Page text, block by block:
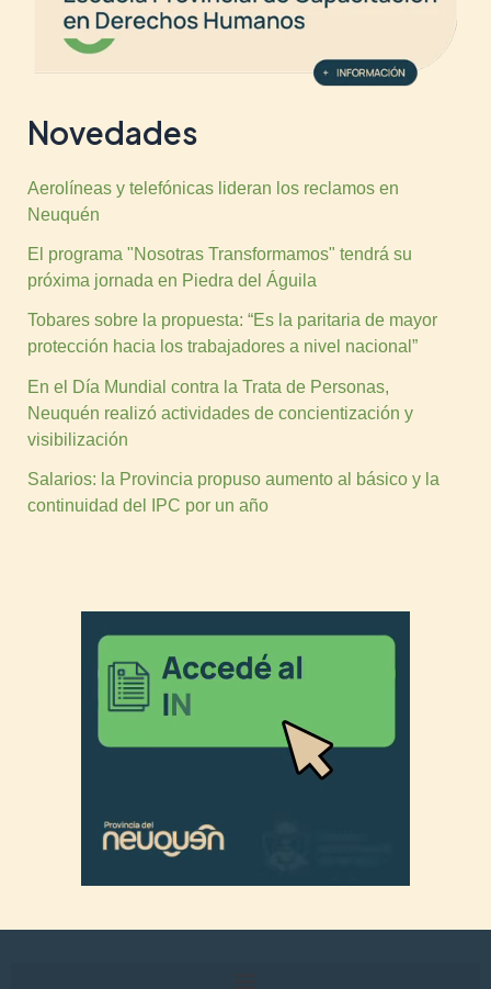
Novedades
Aerolíneas y telefónicas lideran los reclamos en
Neuquén
El programa "Nosotras Transformamos" tendrá su
próxima jornada en Piedra del Águila
Tobares sobre la propuesta: “Es la paritaria de mayor
protección hacia los trabajadores a nivel nacional”
En el Día Mundial contra la Trata de Personas,
Neuquén realizó actividades de concientización y
visibilización
Salarios: la Provincia propuso aumento al básico y la
continuidad del IPC por un año